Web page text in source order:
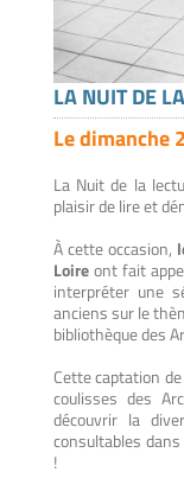
LA NUIT DE
Le dimanche
La Nuit de la
plaisir de lire et
À cette occasion,
Loireont fait
interpréter une
anciens sur le
bibliothèque des
Cette captation
coulisses des
découvrir la
consultables
!